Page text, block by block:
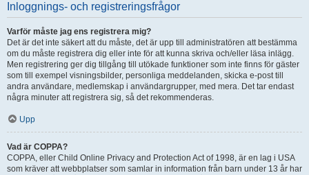
Inloggnings- och registreringsfrågor
Varför måste jag ens registrera mig?
Det är det inte säkert att du måste, det är upp till administratören att bestämma
om du måste registrera dig eller inte för att kunna skriva och/eller läsa inlägg.
Men registrering ger dig tillgång till utökade funktioner som inte finns för gäster
som till exempel visningsbilder, personliga meddelanden, skicka e-post till
andra användare, medlemskap i användargrupper, med mera. Det tar endast
några minuter att registrera sig, så det rekommenderas.
Upp
Vad är COPPA?
COPPA, eller Child Online Privacy and Protection Act of 1998, är en lag i USA
som kräver att webbplatser som samlar in information från barn under 13 år har